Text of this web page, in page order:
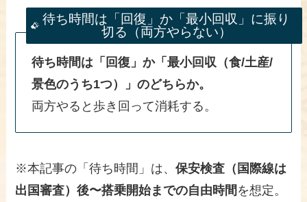
待ち時間は「回復」か「最小回収」に振り
切る（両方やらない）
待ち時間は「回復」か「最小回収（食/土産/
景色のうち1つ）」のどちらか。
両方やると歩き回って消耗する。
※本記事の「待ち時間」は、保安検査（国際線は
出国審査）後〜搭乗開始までの自由時間 を想定。